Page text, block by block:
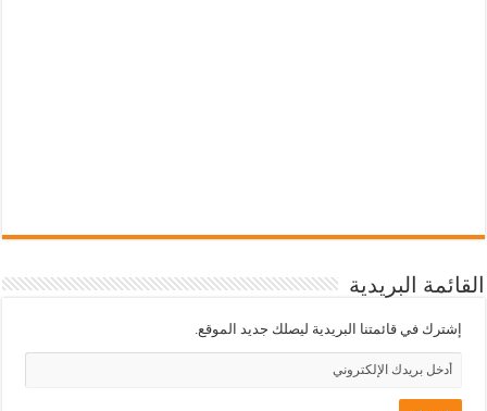
القائمة البريدية
إشترك في قائمتنا البريدية ليصلك جديد الموقع.